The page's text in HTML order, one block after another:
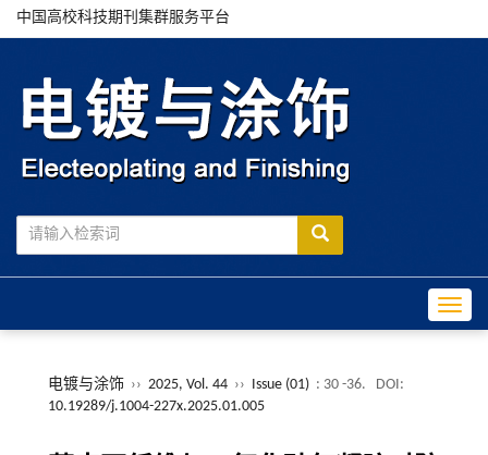
中国高校科技期刊集群服务平台
电镀与涂饰 ›› 2025, Vol. 44 ›› Issue (01) : 30 -36.
DOI:
10.19289/j.1004-227x.2025.01.005